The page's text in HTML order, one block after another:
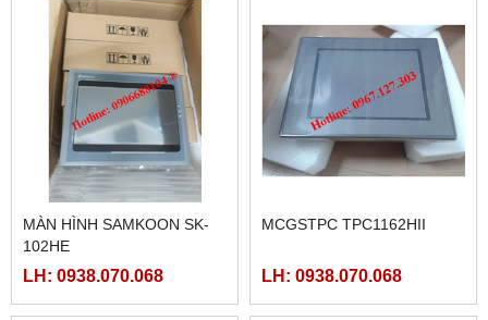
MÀN HÌNH SAMKOON SK-
102HE
LH: 0938.070.068
MCGSTPC TPC1162HII
LH: 0938.070.068